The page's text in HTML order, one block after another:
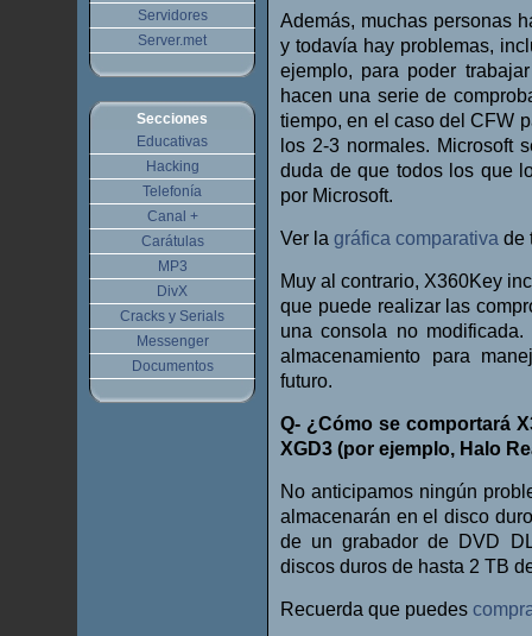
Además, muchas personas
y todavía hay problemas,
ejemplo, para poder
hacen una serie de
tiempo, en el caso del CFW
los 2-3 normales. Microsoft
duda de que todos los que
por Microsoft.
Ver la gráfica comparativa de
Muy al contrario, X360Key
que puede realizar las
una consola no
almacenamiento para
futuro.
Q- ¿Cómo se comportará
XGD3 (por ejemplo, Halo
No anticipamos ningún
almacenarán en el disco
de un grabador de DVD
discos duros de hasta 2 TB
Recuerda que puedes
Servidores
Server.met
Secciones
Educativas
Hacking
Telefonía
Canal +
Carátulas
MP3
DivX
Cracks y Serials
Messenger
Documentos